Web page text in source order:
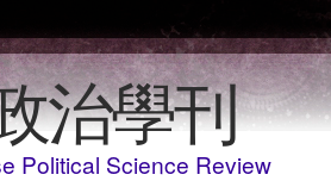
治學刊
Political Science Review